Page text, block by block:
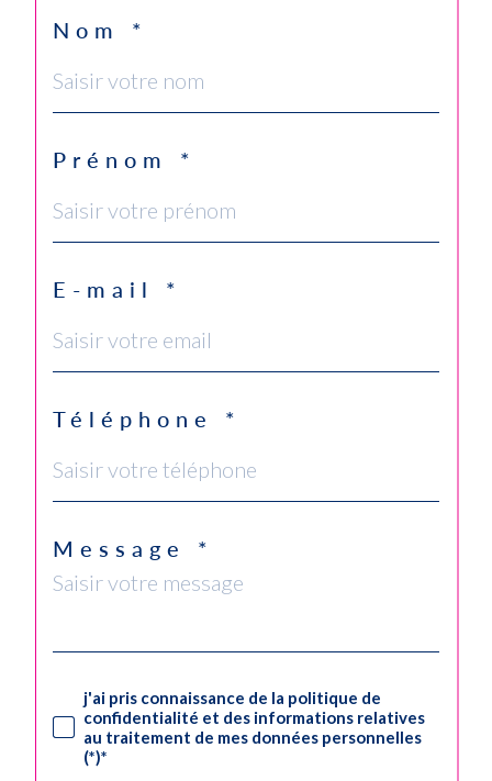
Nom *
Prénom *
E-mail *
Téléphone *
Message *
j'ai pris connaissance de la politique de
confidentialité et des informations relatives
au traitement de mes données personnelles
(*)*